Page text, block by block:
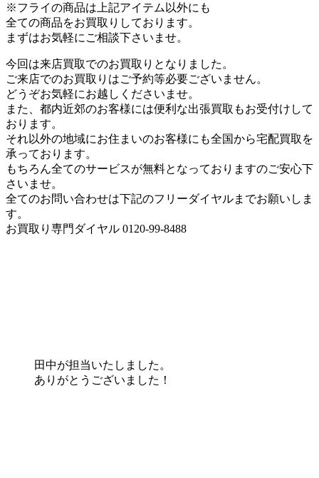
※フライの商品は上記アイテム以外にも
全ての商品をお買取りしております。
まずはお気軽にご相談下さいませ。
今回は来店買取でのお買取りとなりました。
ご来店でのお買取りはご予約等必要ございません。
どうぞお気軽にお越しくださいませ。
また、都内近郊のお客様には便利な出張買取もお受付けして
おります。
それ以外の地域にお住まいのお客様にも全国から宅配買取を
承っております。
もちろん全てのサービスが無料となっておりますのご安心下
さいませ。
全てのお問い合わせは下記のフリーダイヤルまでお願いしま
す。
お買取り専門ダイヤル 0120-99-8488
田中が担当いたしました。
ありがとうございました！